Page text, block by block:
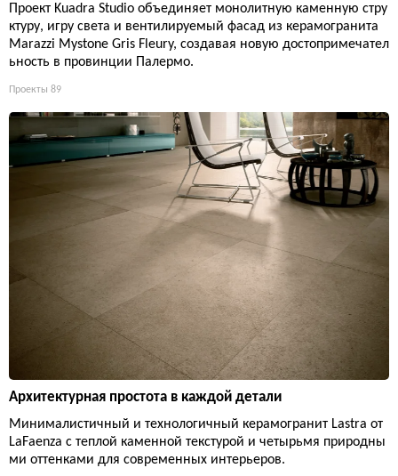
Проект Kuadra Studio объединяет монолитную каменную стру
ктуру, игру света и вентилируемый фасад из керамогранита
Marazzi Mystone Gris Fleury, создавая новую достопримечател
ьность в провинции Палермо.
Проекты 89
Архитектурная простота в каждой детали
Минималистичный и технологичный керамогранит Lastra от
LaFaenza с теплой каменной текстурой и четырьмя природны
ми оттенками для современных интерьеров.